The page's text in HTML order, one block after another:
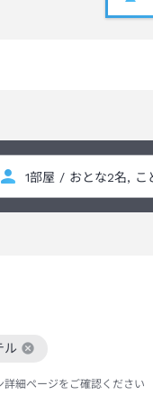
ル
細ページをご確認ください